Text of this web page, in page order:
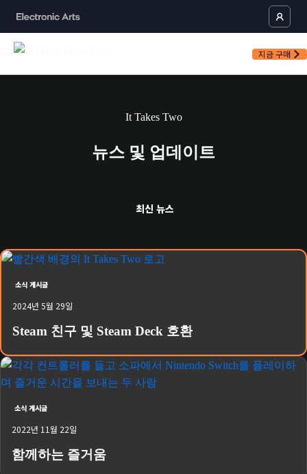
지금 구매
It Takes Two
뉴스 및 업데이트
최신 뉴스
소식 게시글
2024년 5월 29일
Steam 친구 및 Steam Deck 호환
소식 게시글
2022년 11월 22일
함께하는 즐거움